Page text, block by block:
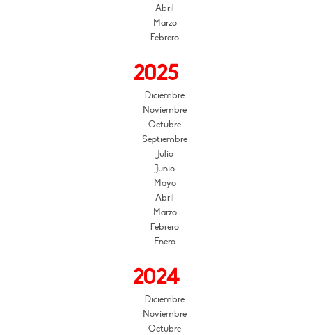
Abril
Marzo
Febrero
2025
Diciembre
Noviembre
Octubre
Septiembre
Julio
Junio
Mayo
Abril
Marzo
Febrero
Enero
2024
Diciembre
Noviembre
Octubre